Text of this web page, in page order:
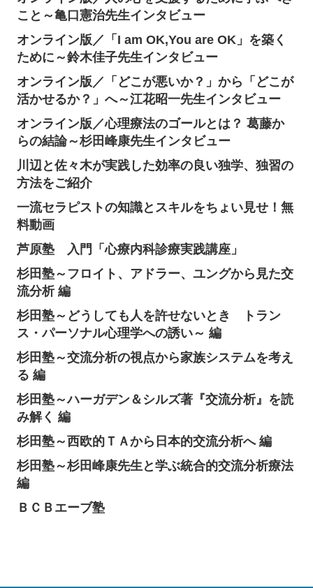
こと～亀口憲治先生インタビュー
オンライン版／「I am OK,You are OK」を築く
ために～鈴木佳子先生インタビュー
オンライン版／「どこが悪いか？」から「どこが
活かせるか？」へ～江花昭一先生インタビュー
オンライン版／心理療法のゴールとは？ 葛藤か
らの結論～杉田峰康先生インタビュー
川辺と佐々木が実践した効率の良い独学、独習の
方法をご紹介
一流セラピストの知識とスキルをちょい見せ！無
料動画
芦原塾 入門「心療内科診療実践講座」
杉田塾～フロイト、アドラー、ユングから見た交
流分析 編
杉田塾～どうしても人を許せないとき トラン
ス・パーソナル心理学への誘い～ 編
杉田塾～交流分析の視点から家族システムを考え
る 編
杉田塾～ハーガデン＆シルズ著『交流分析』を読
み解く 編
杉田塾～西欧的ＴＡから日本的交流分析へ 編
杉田塾～杉田峰康先生と学ぶ統合的交流分析療法
編
ＢＣＢエーブ塾